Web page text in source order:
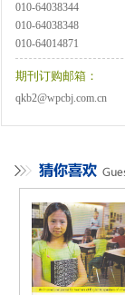
010-64038344
010-64038348
010-64014871
期刊订购邮箱：
qkb2@wpcbj.com.cn